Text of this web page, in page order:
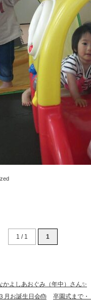
1 / 1 1
かよしあおぐみ（年中）さん✨
３月お誕生日会🎂
卒園式まで・